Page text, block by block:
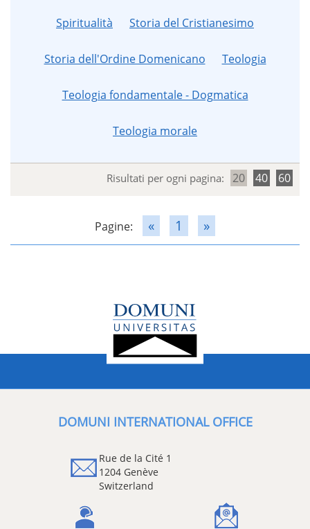
Spiritualità Storia del Cristianesimo
Storia dell'Ordine Domenicano Teologia
Teologia fondamentale - Dogmatica
Teologia morale
Risultati per ogni pagina: 20 40 60
Pagine: « 1 »
DOMUNI INTERNATIONAL OFFICE
Rue de la Cité 1
1204 Genève
Switzerland